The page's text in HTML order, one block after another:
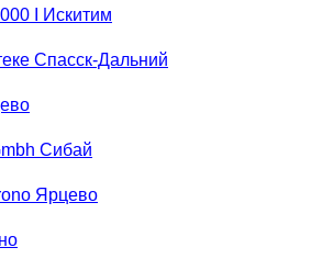
I Искитим
Спасск-Дальний
Сибай
Ярцево